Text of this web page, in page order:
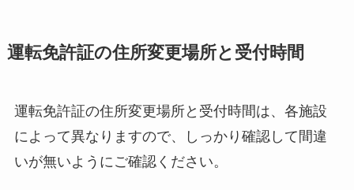
運転免許証の住所変更場所と受付時間
運転免許証の住所変更場所と受付時間は、各施設
によって異なりますので、しっかり確認して間違
いが無いようにご確認ください。